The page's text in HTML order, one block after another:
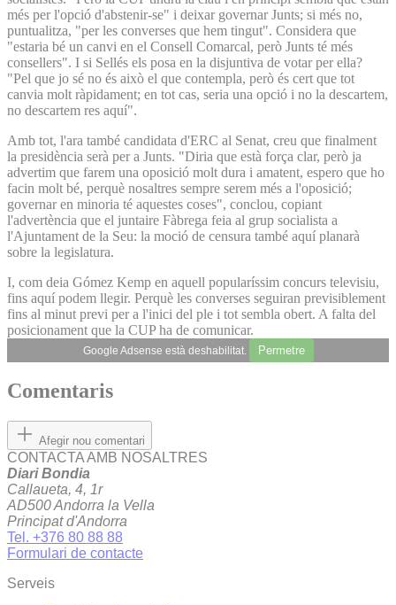
més per l'opció d'abstenir-se" i deixar governar Junts; si més no,
puntualitza, "per les converses que hem tingut". Considera que
"estaria bé un canvi en el Consell Comarcal, però Junts té més
consellers". I si Sellés els posa en la disjuntiva de votar per ella?
"Pel que jo sé no és això el que contempla, però és cert que tot
canvia molt ràpidament; en tot cas, seria una opció i no la descartem,
no descartem res aquí".
Amb tot, l'ara també candidata d'ERC al Senat, creu que finalment
la presidència serà per a Junts. "Diria que està força clar, però ja
advertim que farem una oposició molt dura i amatent, espero que ho
facin molt bé, perquè nosaltres sempre serem més a l'oposició;
governar en minoria té aquestes coses", conclou, copiant
l'advertència que el juntaire Fàbrega feia al grup socialista a
l'Ajuntament de la Seu: la moció de censura també aquí planarà
sobre la legislatura.
I, com deia Gómez Kemp en aquell popularíssim concurs televisiu,
fins aquí podem llegir. Perquè les converses seguiran previsiblement
fins al minut previ per a l'inici del ple i tot sembla obert. A falta del
posicionament que la CUP ha de comunicar.
Google Adsense està deshabilitat. Permetre
Comentaris
Afegir nou comentari
CONTACTA AMB NOSALTRES
Diari Bondia
Callaueta, 4, 1r
AD500 Andorra la Vella
Principat d'Andorra
Tel. +376 80 88 88
Formulari de contacte
Serveis